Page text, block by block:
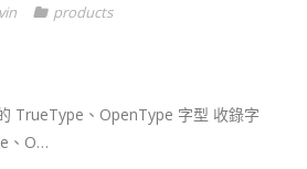
products
TrueType、OpenType 字型 收錄字
、O…